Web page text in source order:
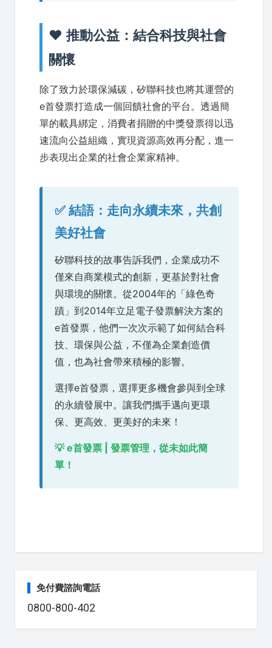
❤️ 推動公益：結合科技與社會
關懷
除了致力於環保減碳，矽聯科技也將其運營的
e首發票打造成一個回饋社會的平台。透過簡
單的載具綁定，消費者捐贈的中獎發票得以迅
速流向公益組織，實現資源高效再分配，進一
步表現出企業的社會企業家精神。
✅ 結語：走向永續未來，共創
美好社會
矽聯科技的故事告訴我們，企業成功不
僅來自商業模式的創新，更基於對社會
與環境的關懷。從2004年的「綠色奇
蹟」到2014年立足電子發票解決方案的
e首發票，他們一次次示範了如何結合科
技、環保與公益，不僅為企業創造價
值，也為社會帶來積極的影響。
選擇e首發票，選擇更多機會參與到全球
的永續發展中。讓我們攜手邁向更環
保、更高效、更美好的未來！
💡 e首發票 | 發票管理，從未如此簡
單！
免付費諮詢電話
0800-800-402